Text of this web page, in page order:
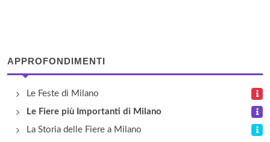
APPROFONDIMENTI
Le Feste di Milano
Le Fiere più Importanti di Milano
La Storia delle Fiere a Milano